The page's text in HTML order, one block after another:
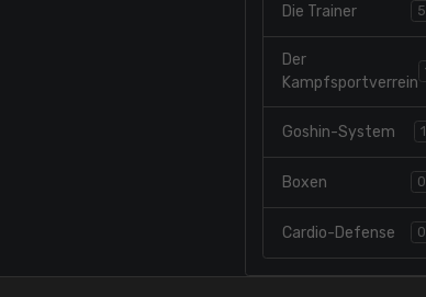
Die Trainer 5
Der
Kampfsportverrein
Goshin-System 1
Boxen 0
Cardio-Defense 0